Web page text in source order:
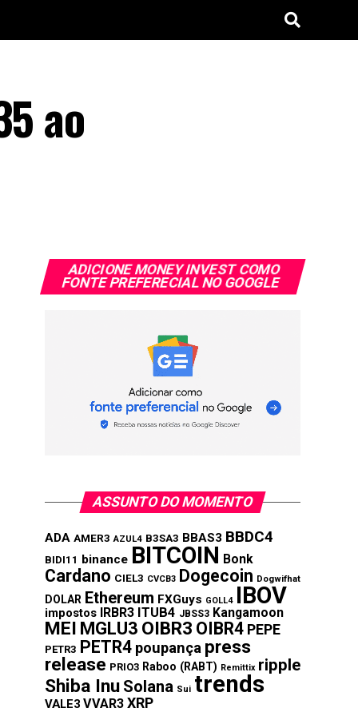
ao
ADICIONE MONEY INVEST COMO
FONTE PREFERECIAL NO GOOGLE
ASSUNTO DO MOMENTO
ADA AMER3 AZUL4 B3SA3 BBAS3 BBDC4
BIDI11 binance BITCOIN Bonk
Cardano CIEL3 CVCB3 Dogecoin Dogwifhat
DOLAR Ethereum FXGuys GOLL4 IBOV
impostos IRBR3 ITUB4 JBSS3 Kangamoon
MEI MGLU3 OIBR3 OIBR4 PEPE
PETR3 PETR4 poupança press
release PRIO3 Raboo (RABT) Remittix ripple
Shiba Inu Solana Sui trends
VALE3 VVAR3 XRP